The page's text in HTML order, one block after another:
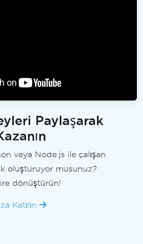
Paylaşarak
veya Node.js ile çalışan
oluşturuyor musunuz?
dönüştürün!
Katılın